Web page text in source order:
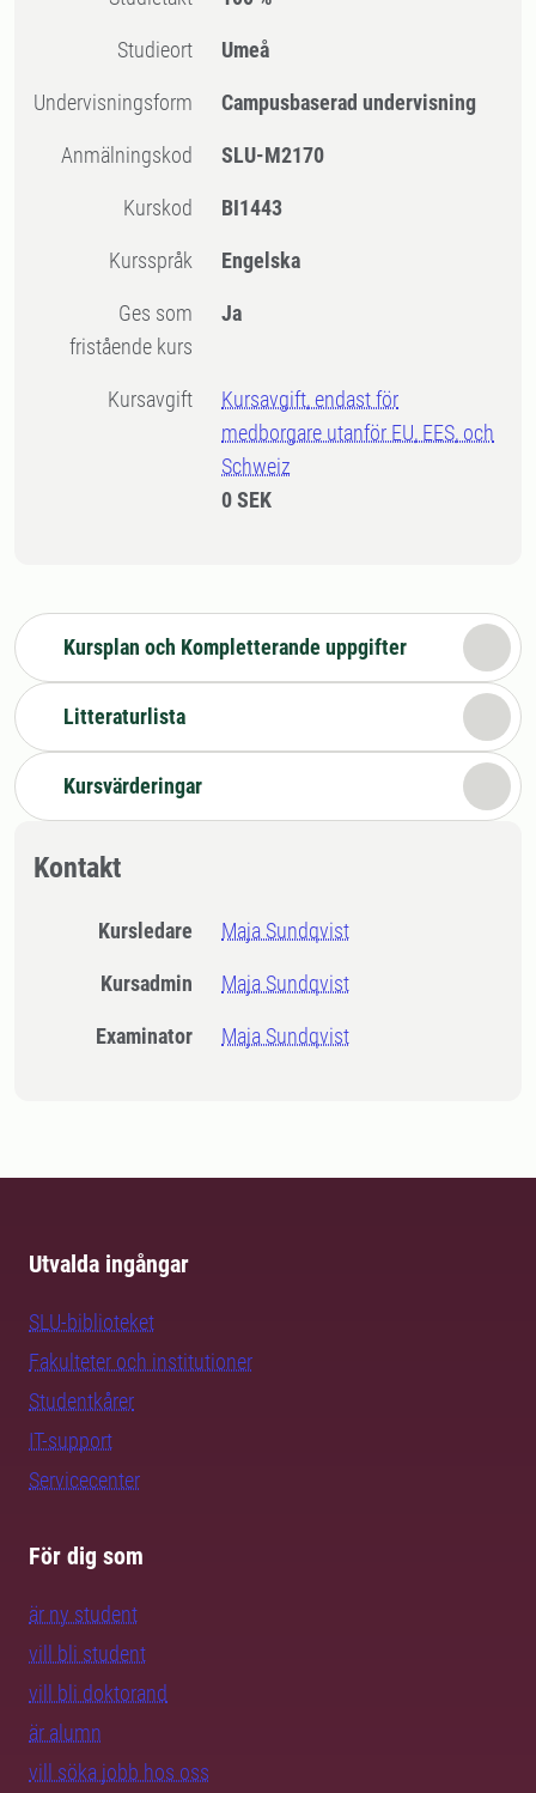
Studieort Umeå
Undervisningsform Campusbaserad undervisning
Anmälningskod SLU-M2170
Kurskod BI1443
Kursspråk Engelska
Ges som
fristående kurs
Ja
Kursavgift
Kursavgift, endast för
medborgare utanför EU, EES, och
Schweiz
0 SEK
Kursplan och Kompletterande uppgifter
Litteraturlista
Kursvärderingar
Kontakt
Kursledare Maja Sundqvist
Kursadmin Maja Sundqvist
Examinator Maja Sundqvist
Utvalda ingångar
SLU-biblioteket
Fakulteter och institutioner
Studentkårer
IT-support
Servicecenter
För dig som
är ny student
vill bli student
vill bli doktorand
är alumn
vill söka jobb hos oss